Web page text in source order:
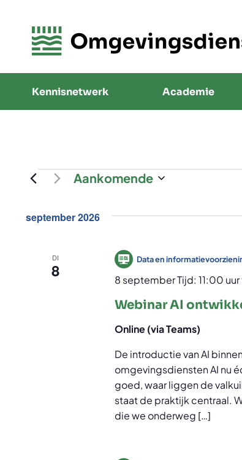
Kennisnetwerk Academie
Aankomende
datum.
september 2026
DI
8
Data en
Webinar AI
8 september Tijd: 11:00 uur
Online (via Teams)
De introductie van AI
omgevingsdiensten AI nu
goed, waar liggen de
staat de praktijk centraal.
die we onderweg […]